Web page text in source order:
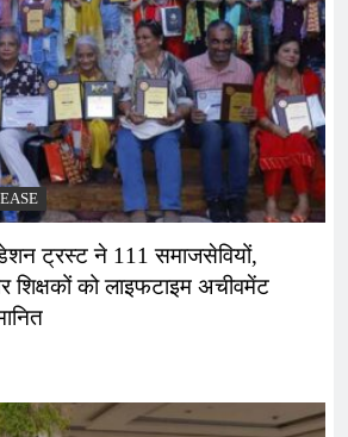
ट्रस्ट ने 111 समाजसेवियों,
शिक्षकों को लाइफटाइम अचीवमेंट